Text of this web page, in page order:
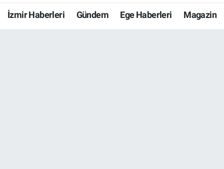
İzmir Haberleri Gündem Ege Haberleri Magazin
Resmi İlanlar